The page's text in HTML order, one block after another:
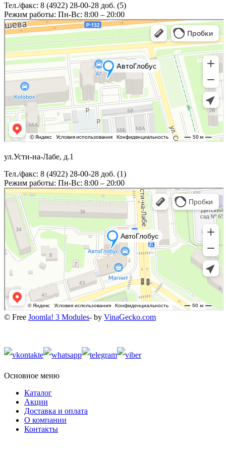
Тел./факс: 8 (4922) 28-00-28 доб. (5)
Режим работы: Пн-Вс: 8:00 – 20:00
ул.Усти-на-Лабе, д.1
Тел./факс: 8 (4922) 28-00-28 доб. (1)
Режим работы: Пн-Вс: 8:00 – 20:00
© Free Joomla! 3 Modules- by VinaGecko.com
Основное меню
Каталог
Акции
Доставка и оплата
О компании
Контакты